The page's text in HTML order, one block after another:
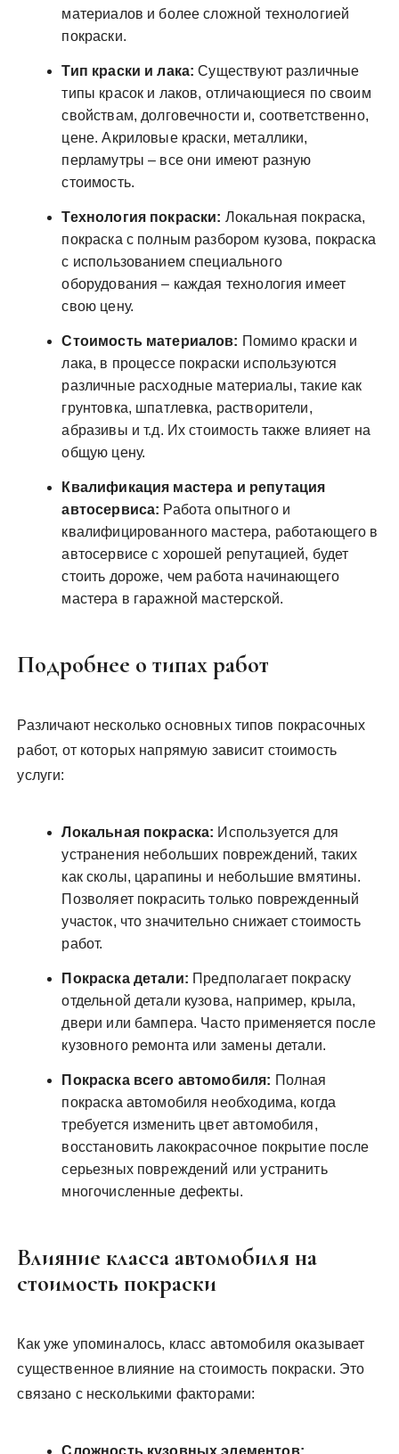
материалов и более сложной технологией
покраски.
Тип краски и лака: Существуют различные
типы красок и лаков, отличающиеся по своим
свойствам, долговечности и, соответственно,
цене. Акриловые краски, металлики,
перламутры – все они имеют разную
стоимость.
Технология покраски: Локальная покраска,
покраска с полным разбором кузова, покраска
с использованием специального
оборудования – каждая технология имеет
свою цену.
Стоимость материалов: Помимо краски и
лака, в процессе покраски используются
различные расходные материалы, такие как
грунтовка, шпатлевка, растворители,
абразивы и т.д. Их стоимость также влияет на
общую цену.
Квалификация мастера и репутация
автосервиса: Работа опытного и
квалифицированного мастера, работающего в
автосервисе с хорошей репутацией, будет
стоить дороже, чем работа начинающего
мастера в гаражной мастерской.
Подробнее о типах работ
Различают несколько основных типов покрасочных
работ, от которых напрямую зависит стоимость
услуги:
Локальная покраска: Используется для
устранения небольших повреждений, таких
как сколы, царапины и небольшие вмятины.
Позволяет покрасить только поврежденный
участок, что значительно снижает стоимость
работ.
Покраска детали: Предполагает покраску
отдельной детали кузова, например, крыла,
двери или бампера. Часто применяется после
кузовного ремонта или замены детали.
Покраска всего автомобиля: Полная
покраска автомобиля необходима, когда
требуется изменить цвет автомобиля,
восстановить лакокрасочное покрытие после
серьезных повреждений или устранить
многочисленные дефекты.
Влияние класса автомобиля на
стоимость покраски
Как уже упоминалось, класс автомобиля оказывает
существенное влияние на стоимость покраски. Это
связано с несколькими факторами:
Сложность кузовных элементов: